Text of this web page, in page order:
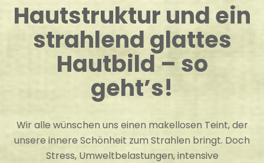
Hautstruktur und ein
strahlend glattes
Hautbild – so
geht’s!
Wir alle wünschen uns einen makellosen Teint, der
unsere innere Schönheit zum Strahlen bringt. Doch
Stress, Umweltbelastungen, intensive